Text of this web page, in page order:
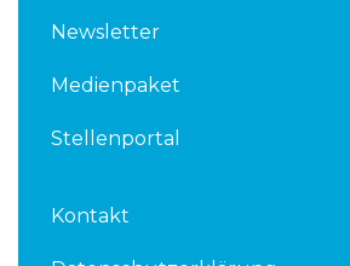
Newsletter
Medienpaket
Stellenportal
Kontakt